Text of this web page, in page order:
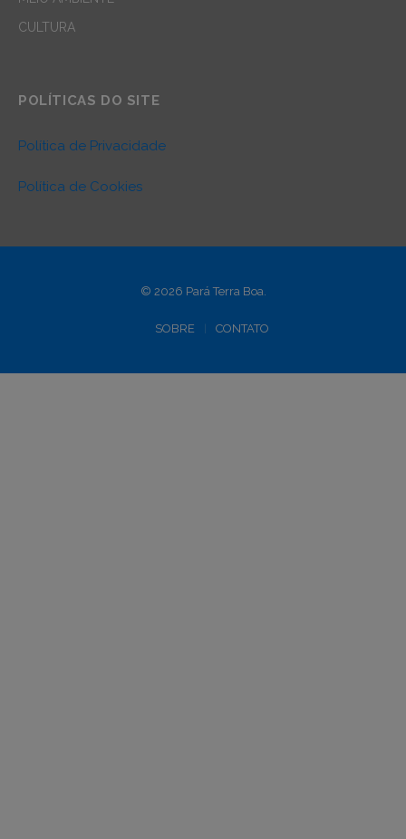
CULTURA
POLÍTICAS DO SITE
Política de Privacidade
Política de Cookies
© 2026 Pará Terra Boa.
SOBRE CONTATO